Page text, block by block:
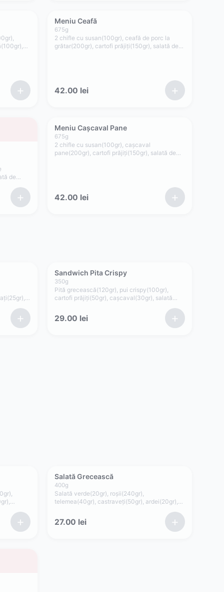
+
Meniu Ceafă
675g
2 chifle cu susan(100gr), ceafă de porc la
grătar(200gr), cartofi prăjiți(150gr), salată de
42.00 lei +
de
+
Meniu Cașcaval Pane
675g
2 chifle cu susan(100gr), cașcaval
pane(200gr), cartofi prăjiți(150gr), salată de
42.00 lei +
+
Sandwich Pita Crispy
350g
Pită grecească(120gr), pui crispy(100gr),
cartofi prăjiți(50gr), cașcaval(30gr), salată
29.00 lei +
+
Salată Grecească
400g
Salată verde(20gr), roșii(240gr),
telemea(40gr), castraveți(50gr), ardei(20gr),
ulei de măsline și oregano
27.00 lei +